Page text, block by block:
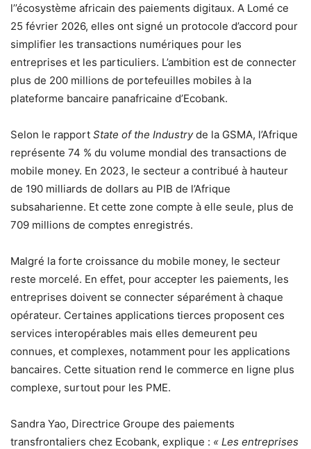
l’’écosystème africain des paiements digitaux. A Lomé ce
25 février 2026, elles ont signé un protocole d’accord pour
simplifier les transactions numériques pour les
entreprises et les particuliers. L’ambition est de connecter
plus de 200 millions de portefeuilles mobiles à la
plateforme bancaire panafricaine d’Ecobank.
Selon le rapport State of the Industryde la GSMA, l’Afrique
représente 74 % du volume mondial des transactions de
mobile money. En 2023, le secteur a contribué à hauteur
de 190 milliards de dollars au PIB de l’Afrique
subsaharienne. Et cette zone compte à elle seule, plus de
709 millions de comptes enregistrés.
Malgré la forte croissance du mobile money, le secteur
reste morcelé. En effet, pour accepter les paiements, les
entreprises doivent se connecter séparément à chaque
opérateur. Certaines applications tierces proposent ces
services interopérables mais elles demeurent peu
connues, et complexes, notamment pour les applications
bancaires. Cette situation rend le commerce en ligne plus
complexe, surtout pour les PME.
Sandra Yao, Directrice Groupe des paiements
transfrontaliers chez Ecobank, explique : « Les entreprises